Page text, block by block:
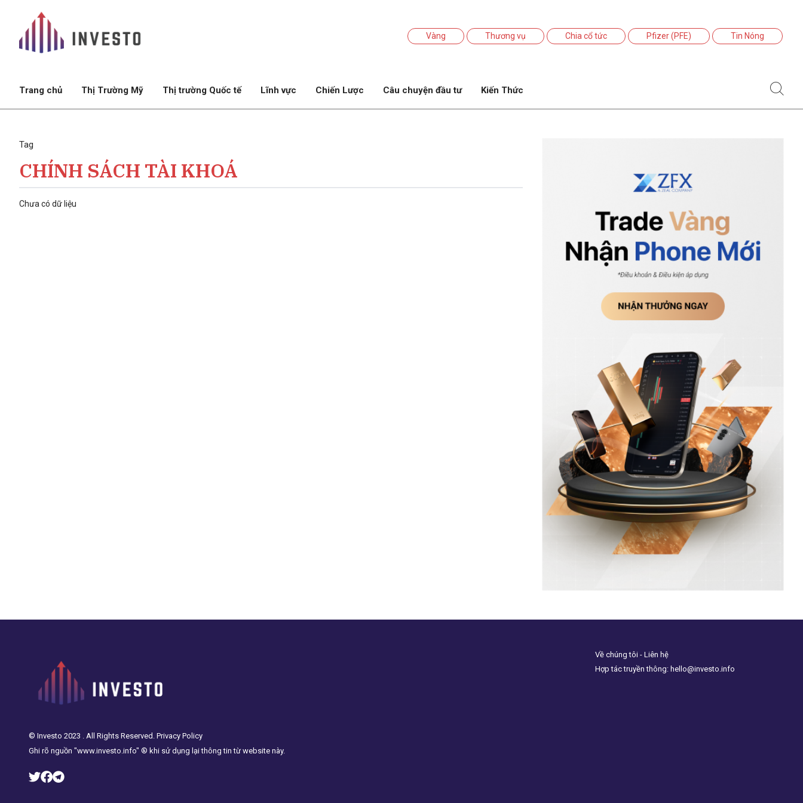
Vàng Thương vụ Chia cổ tức Pfizer (PFE) Tin Nóng
Trang chủ Thị Trường Mỹ Thị trường Quốc tế Lĩnh vực Chiến Lược Câu chuyện đầu tư Kiến Thức
Tag
CHÍNH SÁCH TÀI KHOÁ
Chưa có dữ liệu
© Investo 2023 . All Rights Reserved. Privacy Policy
Ghi rõ nguồn "www.investo.info" ® khi sử dụng lại thông tin từ website này.
Về chúng tôi - Liên hệ
Hợp tác truyền thông: hello@investo.info